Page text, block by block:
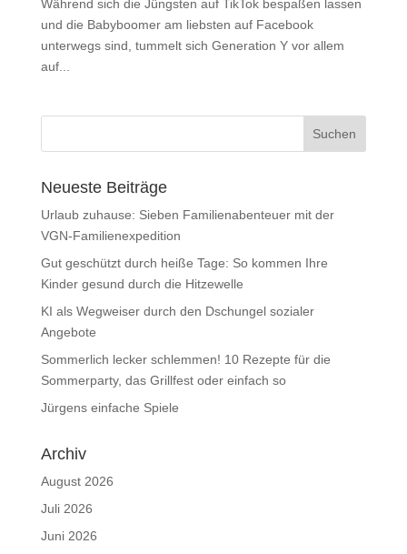
Während sich die Jüngsten auf TikTok bespaßen lassen
und die Babyboomer am liebsten auf Facebook
unterwegs sind, tummelt sich Generation Y vor allem
auf...
Neueste Beiträge
Urlaub zuhause: Sieben Familienabenteuer mit der
VGN-Familienexpedition
Gut geschützt durch heiße Tage: So kommen Ihre
Kinder gesund durch die Hitzewelle
KI als Wegweiser durch den Dschungel sozialer
Angebote
Sommerlich lecker schlemmen! 10 Rezepte für die
Sommerparty, das Grillfest oder einfach so
Jürgens einfache Spiele
Archiv
August 2026
Juli 2026
Juni 2026